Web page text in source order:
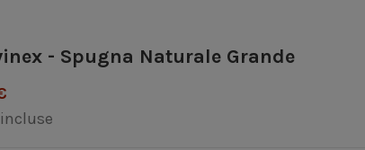
- Spugna Naturale Grande